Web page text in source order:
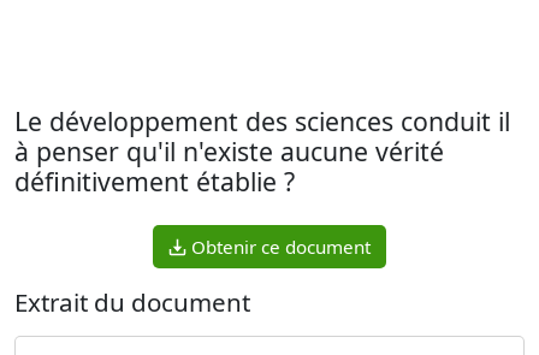
Le développement des sciences conduit il
à penser qu'il n'existe aucune vérité
définitivement établie ?
Obtenir ce document
Extrait du document